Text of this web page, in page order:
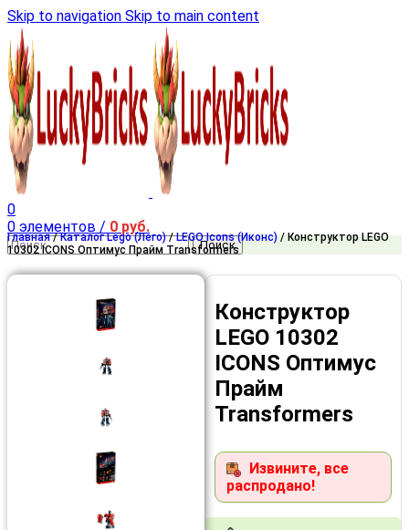
Skip to navigation Skip to main content
0
0 элементов / 0 руб.
Поиск
Главная/ Каталог Lego (Лего)/ LEGO Icons (Иконс)/ Конструктор LEGO
10302 ICONS Оптимус Прайм Transformers
Конструктор
LEGO 10302
ICONS Оптимус
Прайм
Transformers
Извините, все
распродано!